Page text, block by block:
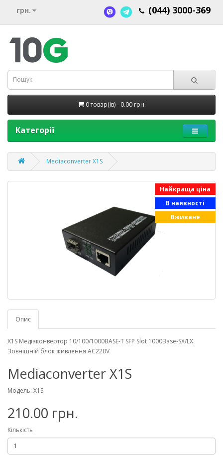
грн. (044) 3000-369
0 товар(ів) - 0.00 грн.
Категорії
Mediaconverter X1S
Найкраща ціна
В наявності
Вживане
Опис
X1S Медіаконвертор 10/100/1000BASE-T SFP Slot 1000Base-SX/LX.
Зовнішній блок живлення AC220V
Mediaconverter X1S
Модель: X1S
210.00 грн.
Кількість